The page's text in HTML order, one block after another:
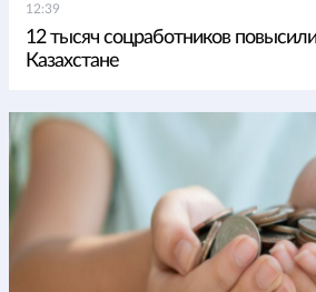
12:39
12 тысяч соцработников
Казахстане